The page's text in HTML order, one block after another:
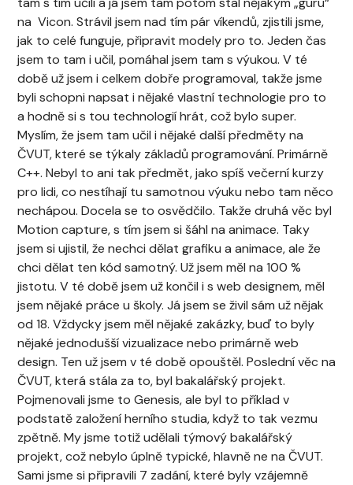
na Vicon. Strávil jsem nad tím pár víkendů, zjistili jsme,
jak to celé funguje, připravit modely pro to. Jeden čas
jsem to tam i učil, pomáhal jsem tam s výukou. V té
době už jsem i celkem dobře programoval, takže jsme
byli schopni napsat i nějaké vlastní technologie pro to
a hodně si s tou technologií hrát, což bylo super.
Myslím, že jsem tam učil i nějaké další předměty na
ČVUT, které se týkaly základů programování. Primárně
C++. Nebyl to ani tak předmět, jako spíš večerní kurzy
pro lidi, co nestíhají tu samotnou výuku nebo tam něco
nechápou. Docela se to osvědčilo. Takže druhá věc byl
Motion capture, s tím jsem si šáhl na animace. Taky
jsem si ujistil, že nechci dělat grafiku a animace, ale že
chci dělat ten kód samotný. Už jsem měl na 100 %
jistotu. V té době jsem už končil i s web designem, měl
jsem nějaké práce u školy. Já jsem se živil sám už nějak
od 18. Vždycky jsem měl nějaké zakázky, buď to byly
nějaké jednodušší vizualizace nebo primárně web
design. Ten už jsem v té době opouštěl. Poslední věc na
ČVUT, která stála za to, byl bakalářský projekt.
Pojmenovali jsme to Genesis, ale byl to příklad v
podstatě založení herního studia, když to tak vezmu
zpětně. My jsme totiž udělali týmový bakalářský
projekt, což nebylo úplně typické, hlavně ne na ČVUT.
Sami jsme si připravili 7 zadání, které byly vzájemně